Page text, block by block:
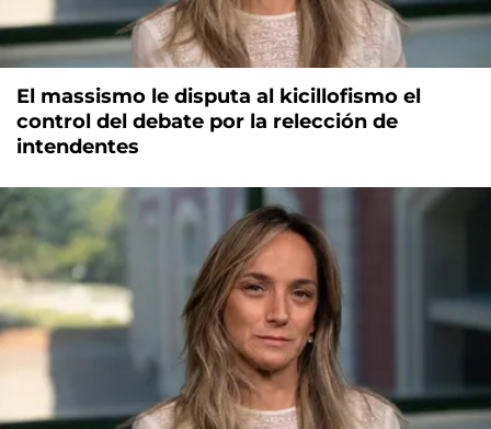
El massismo le disputa al kicillofismo el
control del debate por la relección de
intendentes